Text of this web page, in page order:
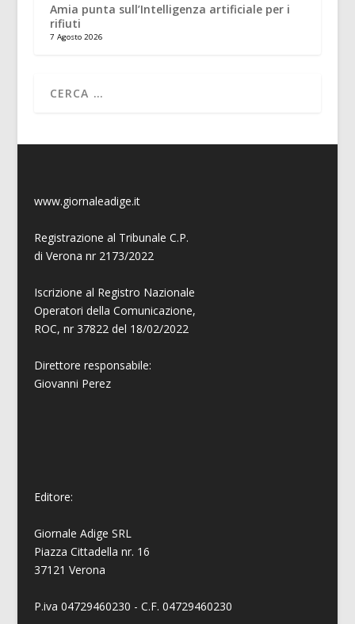
Amia punta sull’Intelligenza artificiale per i
rifiuti
7 Agosto 2026
www.giornaleadige.it
Registrazione al Tribunale C.P.
di Verona nr 2173/2022
Iscrizione al Registro Nazionale
Operatori della Comunicazione,
ROC, nr 37822 del 18/02/2022
Direttore responsabile:
Giovanni Perez
Editore:
Giornale Adige SRL
Piazza Cittadella nr. 16
37121 Verona
P.iva 04729460230 - C.F. 04729460230